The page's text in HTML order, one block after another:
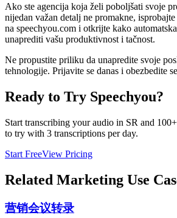
Ako ste agencija koja želi poboljšati svoje
nijedan važan detalj ne promakne,
na speechyou.com i otkrijte kako
unaprediti vašu produktivnost i tačnost.
Ne propustite priliku da unapredite svoje
tehnologije. Prijavite se danas i obezbedite
Ready to Try Speechyou?
Start transcribing your audio in SR and
to try with 3 transcriptions per day.
Start FreeView Pricing
Related Marketing Use
营销会议转录